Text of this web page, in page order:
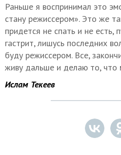
Раньше я воспринимал это
стану режиссером». Это же
придется не спать и не есть,
гастрит, лишусь последних
буду режиссером. Все,
живу дальше и делаю то, что
Ислам Текеев